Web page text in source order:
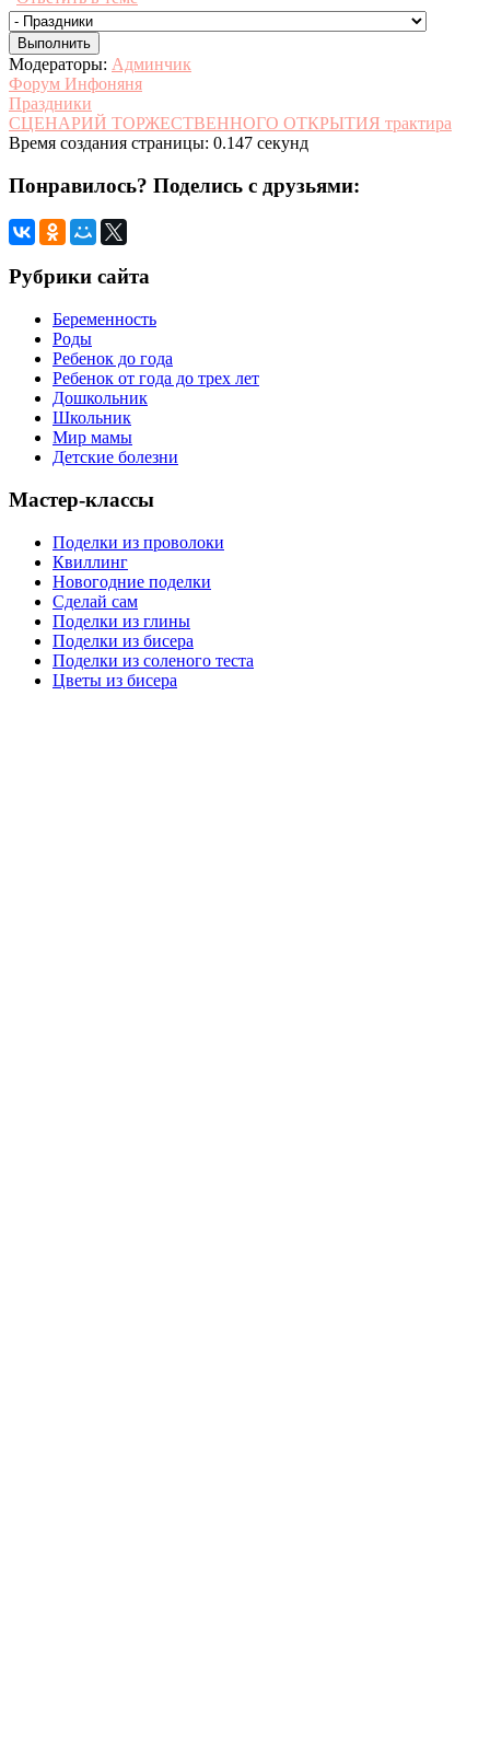
Модераторы: Админчик
Форум Инфоняня
Праздники
СЦЕНАРИЙ ТОРЖЕСТВЕННОГО ОТКРЫТИЯ трактира
Время создания страницы: 0.147 секунд
Понравилось? Поделись с друзьями:
Рубрики сайта
Беременность
Роды
Ребенок до года
Ребенок от года до трех лет
Дошкольник
Школьник
Мир мамы
Детские болезни
Мастер-классы
Поделки из проволоки
Квиллинг
Новогодние поделки
Сделай сам
Поделки из глины
Поделки из бисера
Поделки из соленого теста
Цветы из бисера